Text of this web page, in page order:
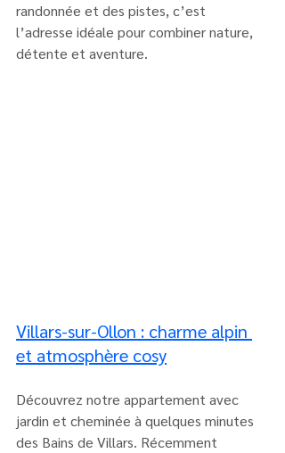
randonnée et des pistes, c’est
l’adresse idéale pour combiner nature,
détente et aventure.
Villars-sur-Ollon : charme alpin
et atmosphère cosy
Découvrez notre appartement avec
jardin et cheminée à quelques minutes
des Bains de Villars. Récemment